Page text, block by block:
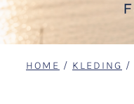
HOME / KLEDING /